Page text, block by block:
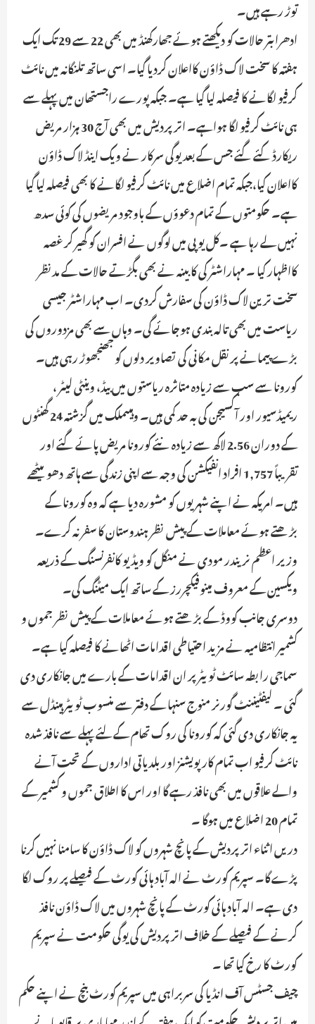
توڑ رہے ہیں۔
ادھرابتر حالات کو دیکھتے ہوئے جھارکھنڈ میں بھی 22 سے 29 تک ایک
ہفتہ کا سخت لاک ڈاؤن کااعلان کردیا گیا۔ اسی ساتھ تلنگانہ میں نائٹ
کرفیو لگانے کا فیصلہ لیا گیا ہے۔ جبکہ پورے راجستھان میں پہلے سے
ہی نائٹ کرفیو لگا ہواہے۔ اترپردیش میں بھی آج 30 ہزار مریض
ریکارڈ کئے گئے جس کے بعد یوگی سرکار نے ویک اینڈ لاک ڈاؤن
کااعلان کیا،جبکہ تمام اضلاع میں نائٹ کرفیو لگانے کا بھی فیصلہ لیا گیا
ہے۔ حکومتوں کے تمام دعوؤں کے باوجود مریضوں کی کوئی سدھ
نہیں لے رہا ہے ۔کل یوپی میں لوگوں نے افسران کو گھیر کر غصہ
کااظہار کیا ۔ مہاراشٹر کی کابینہ نے بھی بگڑتے حالات کے مدنظر
سخت ترین لاک ڈاؤن کی سفارش کردی۔ اب مہاراشٹر جیسی
ریاست میں بھی تالہ بندی ہوجائے گی۔ وہاں سے بھی مزدوروں کی
بڑے پیمانے پر نقل مکانی کی تصاویر دلوں کو جھنجھوڑ رہی ہیں۔
کورونا سے سب سے زیادہ متاثرہ ریاستوں میں بیڈ، وینٹی لیٹر ،
ریمیڈسیور اور آکسیجن کی بہ حد کمی ہیں۔ وہیںملک میں گزشتہ 24 گھنٹوں
کے دوران 2.56 لاکھ سے زیادہ نئے کورونا مریض پائے گئے اور
تقریباً 1,757 افراد انفیکشن کی وجہ سے اپنی زندگی سے ہاتھ دھو بیٹھے
ہیں۔ امریکہ نے اپنے شہریوں کو مشورہ دیا ہے کہ وہ کورونا کے
بڑھتے ہوئے معاملات کے پیش نظر ہندوستان کا سفر نہ کرے۔
وزیر اعظم نریندر مودی نے منگل کو ویڈیو کانفرنسنگ کے ذریعہ
ویکسین کے معروف مینوفیکچررز کے ساتھ ایک میٹنگ کی۔
دوسری جانب کووڈ کے بڑھتے ہوئے معاملات کے پیش نظر جموں و
کشمیر انتظامیہ نے مزید احتیاطی اقدامات اٹھانے کا فیصلہ کیا ہے۔
سماجی رابطہ سائٹ ٹویٹر پر ان اقدامات کے بارے میں جانکاری دی
گئی ۔ لیفٹیننٹ گورنر منوج سنہا کے دفتر سے منسوب ٹویٹر ہینڈل سے
یہ جانکاری دی گئی کہ کورونا کی روک تھام کےلئے پہلے سے نافذ شدہ
نائٹ کرفیو اب تمام کارپویشنز اور بلدیاتی اداروں کے تحت آنے
والے علاقوں میں بھی نافذ رہے گا اور اس کا اطلاق جموں و کشمیر کے
تمام 20 اضلاع میں ہوگا ۔
دریں اثناء اترپردیش کے پانچ شہروں کو لاک ڈاؤن کا سامنا نہیں کرنا
پڑے گا۔ سپریم کورٹ نے الہ آباد ہائی کورٹ کے فیصلے پر روک لگا
دی ہے۔ الہ آباد ہائی کورٹ کے پانچ شہروں میں لاک ڈاؤن نافذ
کرنے کے فیصلے کے خلاف اتر پردیش کی یوگی حکومت نے سپریم
کورٹ کا رخ کیا تھا ۔
چیف جسٹس آف انڈیا کی سربراہی میں سپریم کورٹ بنچ نے اپنے حکم